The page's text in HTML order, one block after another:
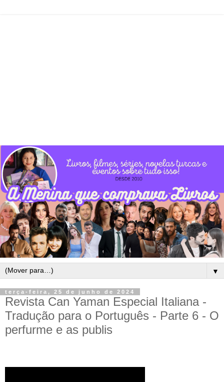
▼
terça-feira, 25 de junho de 2024
Revista Can Yaman Especial Italiana -
Tradução para o Português - Parte 6 - O
perfurme e as publis